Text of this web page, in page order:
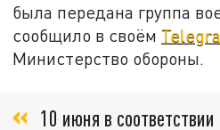
была передана группа
сообщило в своём
Министерство обороны.
10 июня в соответствии